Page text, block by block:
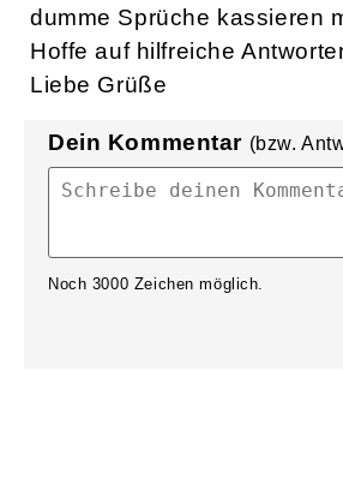
dumme Sprüche kassieren
Hoffe auf hilfreiche
Liebe Grüße
Dein Kommentar (bzw.
Noch 3000 Zeichen möglich.